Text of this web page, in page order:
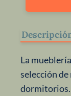
La
selección de
dormitorios.